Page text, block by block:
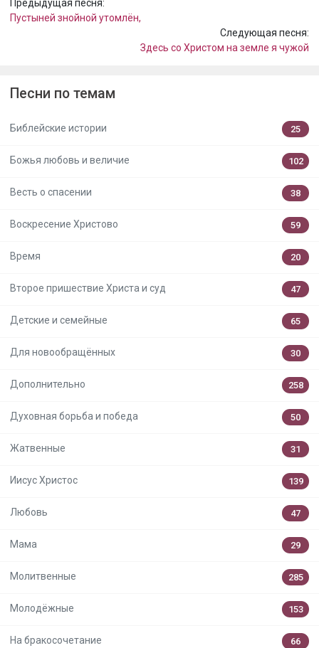
Предыдущая песня:
Пустыней знойной утомлён,
Следующая песня:
Здесь со Христом на земле я чужой
Песни по темам
Библейские истории 25
Божья любовь и величие 102
Весть о спасении 38
Воскресение Христово 59
Время 20
Второе пришествие Христа и суд 47
Детские и семейные 65
Для новообращённых 30
Дополнительно 258
Духовная борьба и победа 50
Жатвенные 31
Иисус Христос 139
Любовь 47
Мама 29
Молитвенные 285
Молодёжные 153
На бракосочетание 66